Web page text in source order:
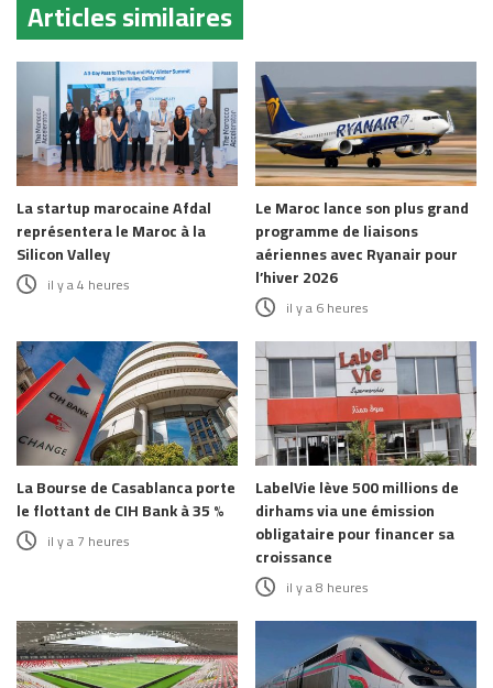
Articles similaires
La startup marocaine Afdal
représentera le Maroc à la
Silicon Valley
il y a 4 heures
Le Maroc lance son plus grand
programme de liaisons
aériennes avec Ryanair pour
l’hiver 2026
il y a 6 heures
La Bourse de Casablanca porte
le flottant de CIH Bank à 35 %
il y a 7 heures
LabelVie lève 500 millions de
dirhams via une émission
obligataire pour financer sa
croissance
il y a 8 heures